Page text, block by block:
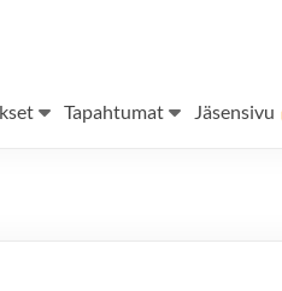
Tapahtumat Jäsensivu